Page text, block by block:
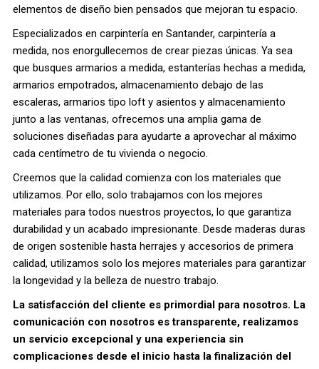
elementos de diseño bien pensados ​​que mejoran tu espacio.
Especializados en carpintería en Santander, carpintería a
medida, nos enorgullecemos de crear piezas únicas. Ya sea
que busques armarios a medida, estanterías hechas a medida,
armarios empotrados, almacenamiento debajo de las
escaleras, armarios tipo loft y asientos y almacenamiento
junto a las ventanas, ofrecemos una amplia gama de
soluciones diseñadas para ayudarte a aprovechar al máximo
cada centímetro de tu vivienda o negocio.
Creemos que la calidad comienza con los materiales que
utilizamos. Por ello, solo trabajamos con los mejores
materiales para todos nuestros proyectos, lo que garantiza
durabilidad y un acabado impresionante. Desde maderas duras
de origen sostenible hasta herrajes y accesorios de primera
calidad, utilizamos solo los mejores materiales para garantizar
la longevidad y la belleza de nuestro trabajo.
La satisfacción del cliente es primordial para nosotros. La
comunicación con nosotros es transparente, realizamos
un servicio excepcional y una experiencia sin
complicaciones desde el inicio hasta la finalización del